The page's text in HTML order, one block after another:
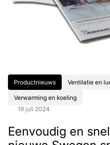
Productnieuws Ventilatie en
Verwarming en koeling
19 juli 2024
Eenvoudig en